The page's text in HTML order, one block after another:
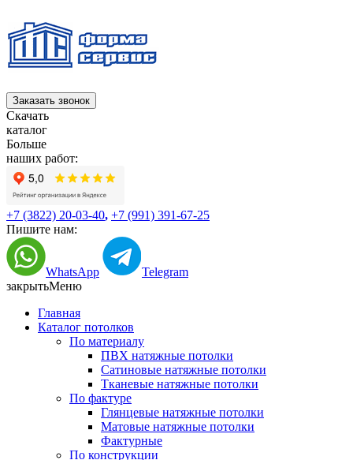
Заказать звонок
Скачать
каталог
Больше
наших работ:
+7 (3822) 20-03-40, +7 (991) 391-67-25
Пишите нам:
WhatsApp
Telegram
закрытьМеню
Главная
Каталог потолков
По материалу
ПВХ натяжные потолки
Сатиновые натяжные потолки
Тканевые натяжные потолки
По фактуре
Глянцевые натяжные потолки
Матовые натяжные потолки
Фактурные
По конструкции